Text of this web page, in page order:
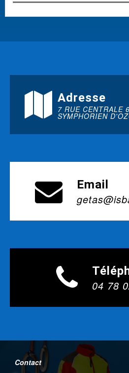
Adresse
7 RUE CENTRALE
SYMPHORIEN
Email
04 78
Contact